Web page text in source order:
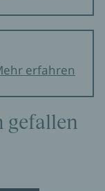
erfahren
gefallen